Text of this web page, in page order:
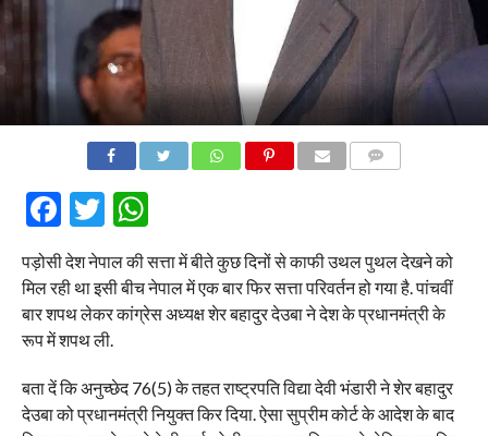
Facebook
Twitter
WhatsApp
पड़ोसी देश नेपाल की सत्ता में बीते कुछ दिनों से काफी उथल पुथल देखने को
मिल रही था इसी बीच नेपाल में एक बार फिर सत्ता परिवर्तन हो गया है. पांचवीं
बार शपथ लेकर कांग्रेस अध्यक्ष शेर बहादुर देउबा ने देश के प्रधानमंत्री के
रूप में शपथ ली.
बता दें कि अनुच्छेद 76(5) के तहत राष्ट्रपति विद्या देवी भंडारी ने शेर बहादुर
देउबा को प्रधानमंत्री नियुक्त किर दिया. ऐसा सुप्रीम कोर्ट के आदेश के बाद